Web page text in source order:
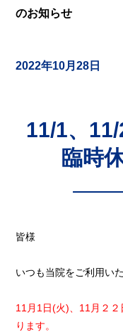
のお知らせ
2022年10月28日
11/1、
臨時
皆様
いつも当院をご利用い
11月1日(火)、11月２
ります。